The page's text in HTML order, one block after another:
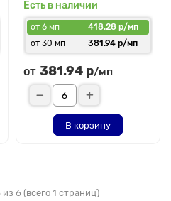
Есть в наличии
от 6 мп
418.28 р/мп
от 30 мп
381.94 р/мп
от 381.94 р/мп
В корзину
6 (всего 1 страниц)